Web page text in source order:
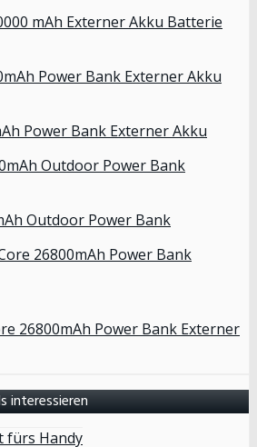
mAh Externer Akku Batterie
Power Bank Externer Akku
Outdoor Power Bank
26800mAh Power Bank Externer
interessieren
fürs Handy